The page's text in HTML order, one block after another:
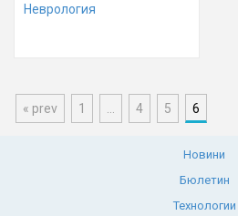
Неврология
« prev 1 4 5 6
Новини
Бюлетин
Технологии